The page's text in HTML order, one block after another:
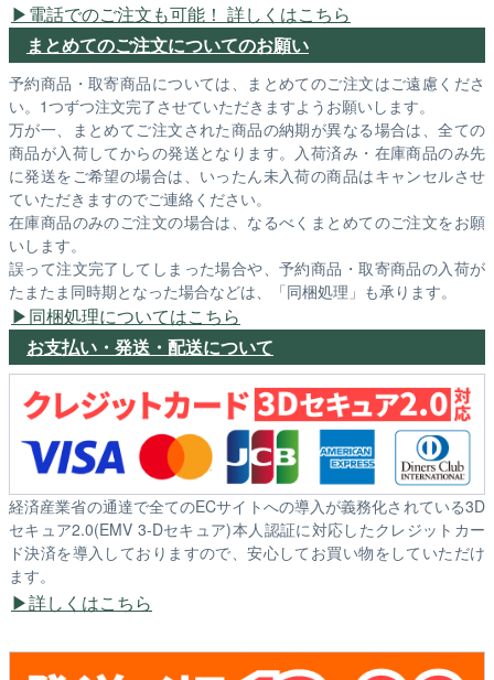
電話でのご注文も可能！ 詳しくはこちら
まとめてのご注文についてのお願い
予約商品・取寄商品については、まとめてのご注文はご遠慮くださ
い。1つずつ注文完了させていただきますようお願いします。
万が一、まとめてご注文された商品の納期が異なる場合は、全ての
商品が入荷してからの発送となります。入荷済み・在庫商品のみ先
に発送をご希望の場合は、いったん未入荷の商品はキャンセルさせ
ていただきますのでご連絡ください。
在庫商品のみのご注文の場合は、なるべくまとめてのご注文をお願
いします。
誤って注文完了してしまった場合や、予約商品・取寄商品の入荷が
たまたま同時期となった場合などは、「同梱処理」も承ります。
同梱処理についてはこちら
お支払い・発送・配送について
経済産業省の通達で全てのECサイトへの導入が義務化されている3D
セキュア2.0(EMV 3-Dセキュア)本人認証に対応したクレジットカー
ド決済を導入しておりますので、安心してお買い物をしていただけ
ます。
詳しくはこちら